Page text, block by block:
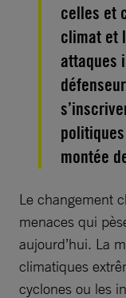
celles et
climat et
attaques
montée
Le changement
menaces qui
aujourd’hui. La
climatiques
cyclones ou les